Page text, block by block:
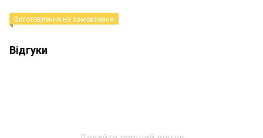
Виготовлення на замовлення
Відгуки